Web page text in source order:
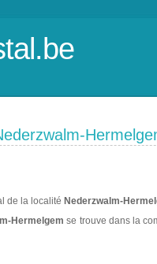
de la localité Nederzwalm-
Hermelgem se trouve dans la